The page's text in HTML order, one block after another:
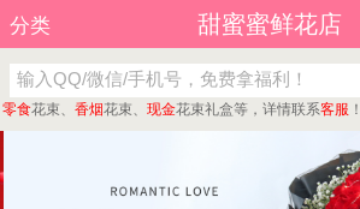
分类 甜蜜蜜鲜花店
花束、香烟 花束、现金 花束礼盒等，详情联系客服！！！